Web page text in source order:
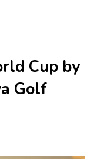
Cup by
Golf